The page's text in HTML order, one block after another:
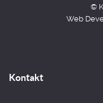
©
Web
Kontakt